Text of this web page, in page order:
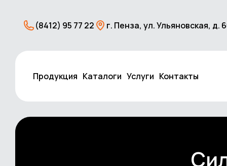
(8412) 95 77 22 г. Пенза, ул. Ульяновская, д.
Продукция Каталоги Услуги Контакты